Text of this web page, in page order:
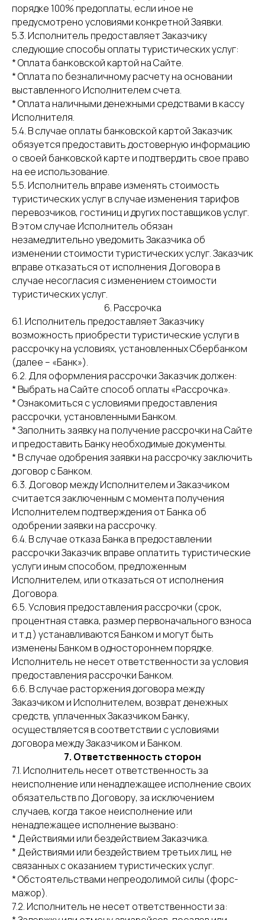
порядке 100% предоплаты, если иное не
предусмотрено условиями конкретной Заявки.
5.3. Исполнитель предоставляет Заказчику
следующие способы оплаты туристических услуг:
* Оплата банковской картой на Сайте.
* Оплата по безналичному расчету на основании
выставленного Исполнителем счета.
* Оплата наличными денежными средствами в кассу
Исполнителя.
5.4. В случае оплаты банковской картой Заказчик
обязуется предоставить достоверную информацию
о своей банковской карте и подтвердить свое право
на ее использование.
5.5. Исполнитель вправе изменять стоимость
туристических услуг в случае изменения тарифов
перевозчиков, гостиниц и других поставщиков услуг.
В этом случае Исполнитель обязан
незамедлительно уведомить Заказчика об
изменении стоимости туристических услуг. Заказчик
вправе отказаться от исполнения Договора в
случае несогласия с изменением стоимости
туристических услуг.
6. Рассрочка
6.1. Исполнитель предоставляет Заказчику
возможность приобрести туристические услуги в
рассрочку на условиях, установленных Сбербанком
(далее – «Банк»).
6.2. Для оформления рассрочки Заказчик должен:
* Выбрать на Сайте способ оплаты «Рассрочка».
* Ознакомиться с условиями предоставления
рассрочки, установленными Банком.
* Заполнить заявку на получение рассрочки на Сайте
и предоставить Банку необходимые документы.
* В случае одобрения заявки на рассрочку заключить
договор с Банком.
6.3. Договор между Исполнителем и Заказчиком
считается заключенным с момента получения
Исполнителем подтверждения от Банка об
одобрении заявки на рассрочку.
6.4. В случае отказа Банка в предоставлении
рассрочки Заказчик вправе оплатить туристические
услуги иным способом, предложенным
Исполнителем, или отказаться от исполнения
Договора.
6.5. Условия предоставления рассрочки (срок,
процентная ставка, размер первоначального взноса
и т.д.) устанавливаются Банком и могут быть
изменены Банком в одностороннем порядке.
Исполнитель не несет ответственности за условия
предоставления рассрочки Банком.
6.6. В случае расторжения договора между
Заказчиком и Исполнителем, возврат денежных
средств, уплаченных Заказчиком Банку,
осуществляется в соответствии с условиями
договора между Заказчиком и Банком.
7. Ответственность сторон
7.1. Исполнитель несет ответственность за
неисполнение или ненадлежащее исполнение своих
обязательств по Договору, за исключением
случаев, когда такое неисполнение или
ненадлежащее исполнение вызвано:
* Действиями или бездействием Заказчика.
* Действиями или бездействием третьих лиц, не
связанных с оказанием туристических услуг.
* Обстоятельствами непреодолимой силы (форс-
мажор).
7.2. Исполнитель не несет ответственности за: